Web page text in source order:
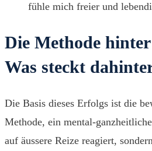
fühle mich freier und
Die Methode
Was steckt
Die Basis dieses Erfolgs ist die
Methode, ein mental-
auf äussere Reize reagiert,